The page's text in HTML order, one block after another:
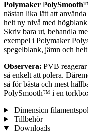
Polymaker
nästan lika lätt att
helt ny nivå med
Skriv bara ut, behandla
exempel i Polymaker
spegelblank, jämn och
Observera: PVB
så enkelt att polera.
så för bästa och mest
PolySmooth™ i en
Dimension
Tillbehör
Downloads